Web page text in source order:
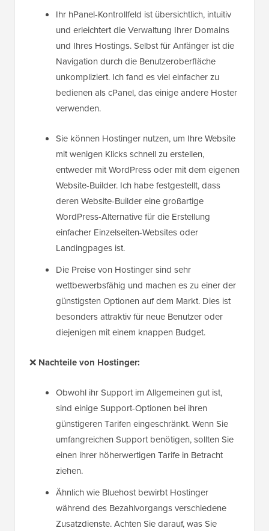
Ihr hPanel-Kontrollfeld ist übersichtlich, intuitiv
und erleichtert die Verwaltung Ihrer Domains
und Ihres Hostings. Selbst für Anfänger ist die
Navigation durch die Benutzeroberfläche
unkompliziert. Ich fand es viel einfacher zu
bedienen als cPanel, das einige andere Hoster
verwenden.
Sie können Hostinger nutzen, um Ihre Website
mit wenigen Klicks schnell zu erstellen,
entweder mit WordPress oder mit dem eigenen
Website-Builder. Ich habe festgestellt, dass
deren Website-Builder eine großartige
WordPress-Alternative für die Erstellung
einfacher Einzelseiten-Websites oder
Landingpages ist.
Die Preise von Hostinger sind sehr
wettbewerbsfähig und machen es zu einer der
günstigsten Optionen auf dem Markt. Dies ist
besonders attraktiv für neue Benutzer oder
diejenigen mit einem knappen Budget.
❌ Nachteile von Hostinger:
Obwohl ihr Support im Allgemeinen gut ist,
sind einige Support-Optionen bei ihren
günstigeren Tarifen eingeschränkt. Wenn Sie
umfangreichen Support benötigen, sollten Sie
einen ihrer höherwertigen Tarife in Betracht
ziehen.
Ähnlich wie Bluehost bewirbt Hostinger
während des Bezahlvorgangs verschiedene
Zusatzdienste. Achten Sie darauf, was Sie